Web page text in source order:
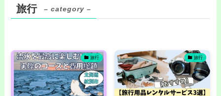
旅行 – category –
旅行 旅行